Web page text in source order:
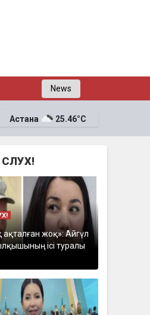
News
Астана 25.46°C
ақталған жоқ»: Айгүл
ісі туралы